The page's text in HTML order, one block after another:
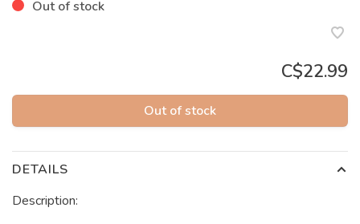
Out of stock
C$22.99
Out of stock
DETAILS
Description: